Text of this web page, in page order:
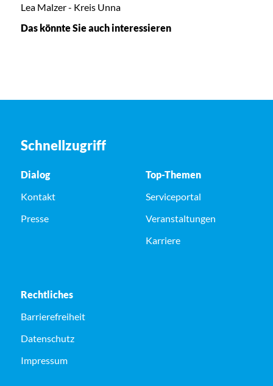
Lea Malzer - Kreis Unna
Das könnte Sie auch interessieren
Schnellzugriff
Dialog
Kontakt
Presse
Top-Themen
Serviceportal
Veranstaltungen
Karriere
Rechtliches
Barrierefreiheit
Datenschutz
Impressum